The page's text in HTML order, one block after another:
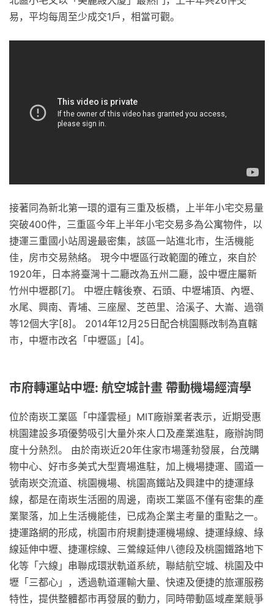
易，平均每周至少成交1戶，相當可觀。
接著同為新北第一環的還有三重及板橋，上半年小宅交易量
突破400件，三重區今年上半年小宅交易多為公寓物件，以
捷運三重國小站周邊最密集，該區一站進北市，生活機能
佳，房市交易熱絡。 現今中壢區行政範圍的確立，來自於
1920年，日本將臺灣十二廳改為五州二廳，設中壢庄屬新
竹州中壢郡[7]。 中壢庄轄後寮、石頭、中壢埔頂、內壢、
水尾、興南、青埔、三座屋、芝芭里、洽溪子、大崙、過嶺
等12個大字[8]。 2014年12月25日配合桃園縣改制為直轄
市，中壢市改名「中壢區」[4]。
市府轉運站中壢: 航空城計畫 帶動機場經濟學
位於南崁工業區「中謹雲極」MIT廠辦業者表示，近期受惠
桃園建設多項優勢吸引大量外來人口及產業進駐，廠辦詢問
度十分熱烈。 由於南崁近20年住家市場蓬勃發展，台茂購
物中心、好市多美式大型賣場進駐，加上機場捷運、國道一
號南崁交流道、桃園機場、桃園高鐵站及興建中的捷運綠
線，都是在南崁生活圈的周邊，南崁工業區不僅有密集的產
業聚落，加上生活機能佳，已成為企業主考量的重點之一。
捷運路網的形成，桃園市府規劃捷運機場線、捷運綠線、綠
線延伸中壢、捷運棕線、三鶯線延伸八德段及桃園鐵路地下
化等「六線」串聯成環狀軌道系統，聯結航空城、桃園及中
壢「三都心」，透過軌道運輸大量、快速及便捷的旅運服務
特性，提供整體都市再發展的動力，同時帶動區域產業競爭